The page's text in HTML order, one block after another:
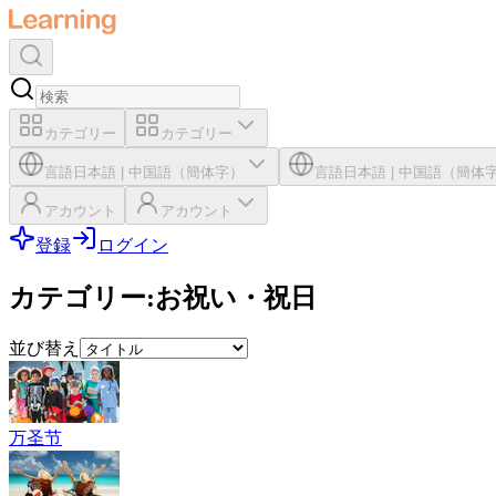
カテゴリー カテゴリー
言語 日本語 中国語（簡体字） 言語 日本語 中国語（簡体
アカウント アカウント
登録 ログイン
カテゴリー:お祝い・祝日
並び替え
万圣节